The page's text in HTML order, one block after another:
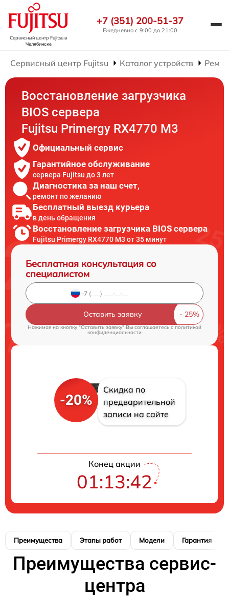
Сервисный центр Fujitsuв
Челябинске
+7 (351) 200-51-37
Ежедневно с 9:00 до 21:00
Сервисный центр Fujitsu Каталог устройств
Восстановление загрузчика
BIOS сервера
Fujitsu Primergy RX4770 M3
Официальный сервис
Гарантийное обслуживание
сервера Fujitsu до 3 лет
Диагностика за наш счет,
ремонт по желанию
Бесплатный выезд курьера
в день обращения
Восстановление загрузчика BIOS сервера
Fujitsu Primergy RX4770 M3 от 35 минут
Бесплатная консультация со
специалистом
Оставить заявку
Нажимая на кнопку "Оставить заявку" Вы соглашаетесь cполитикой
конфиденциальности
-20%
Скидка по
предварительной
записи на сайте
Конец акции
01:13:41
Преимущества Этапы работ Модели Гарантия
Преимущества сервис-
центра